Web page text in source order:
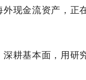
现金流资产，正
深耕基本面，用研